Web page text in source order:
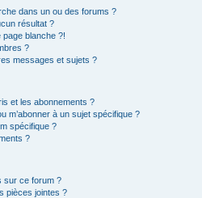
dans un ou des forums ?
résultat ?
blanche ?!
?
messages et sujets ?
et les abonnements ?
m’abonner à un sujet spécifique ?
spécifique ?
?
sur ce forum ?
pièces jointes ?